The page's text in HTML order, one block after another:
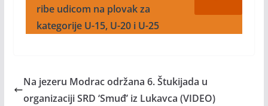
ribe udicom na plovak za
kategorije U-15, U-20 i U-25
Na jezeru Modrac održana 6. Štukijada u
organizaciji SRD ‘Smuđ’ iz Lukavca (VIDEO)